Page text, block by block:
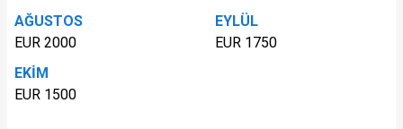
AĞUSTOS
EUR 2000
EYLÜL
EUR 1750
EKİM
EUR 1500